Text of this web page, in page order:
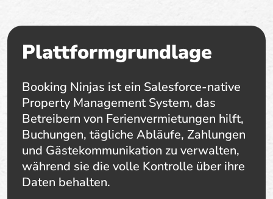
Plattformgrundlage
Booking Ninjas ist ein Salesforce-native
Property Management System, das
Betreibern von Ferienvermietungen hilft,
Buchungen, tägliche Abläufe, Zahlungen
und Gästekommunikation zu verwalten,
während sie die volle Kontrolle über ihre
Daten behalten.